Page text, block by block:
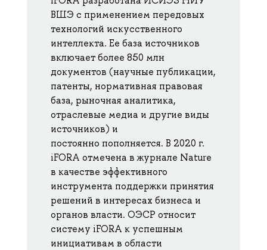
ВШЭ с применением передовых
технологий искусственного
интеллекта. Ее база источников
включает более 850 млн
документов (научные публикации,
патенты, нормативная правовая
база, рыночная аналитика,
отраслевые медиа и другие виды
источников) и
постоянно пополняется. В 2020 г.
iFORA отмечена в журнале Nature
в качестве эффективного
инструмента поддержки принятия
решений в интересах бизнеса и
органов власти. ОЭСР относит
систему iFORA к успешным
инициативам в области